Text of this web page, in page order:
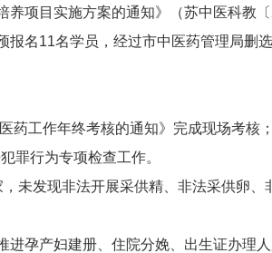
养项目实施方案的通知》（苏中医科教
名11名学员，经过市中医药管理局删
药工作年终考核的通知》完成现场考核
罪行为专项检查工作。
未发现非法开展采供精、非法采供卵、
孕产妇建册、住院分娩、出生证办理